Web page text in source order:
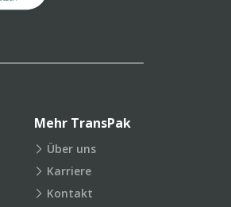
Mehr TransPak
Über uns
Karriere
Kontakt